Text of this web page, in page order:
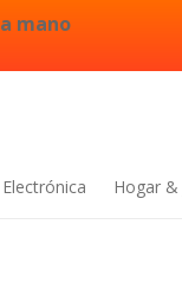
mano
Electrónica Hogar &